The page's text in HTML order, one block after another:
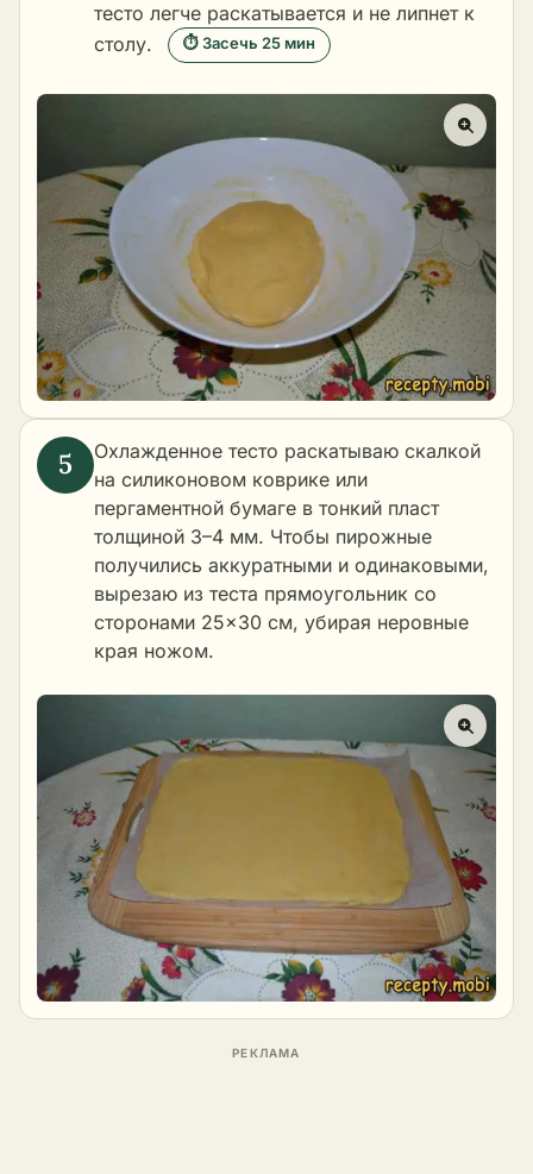
тесто легче раскатывается и не липнет к
столу.
⏱ Засечь 25 мин
Охлажденное тесто раскатываю скалкой
на силиконовом коврике или
пергаментной бумаге в тонкий пласт
толщиной 3–4 мм. Чтобы пирожные
получились аккуратными и одинаковыми,
вырезаю из теста прямоугольник со
сторонами 25×30 см, убирая неровные
края ножом.